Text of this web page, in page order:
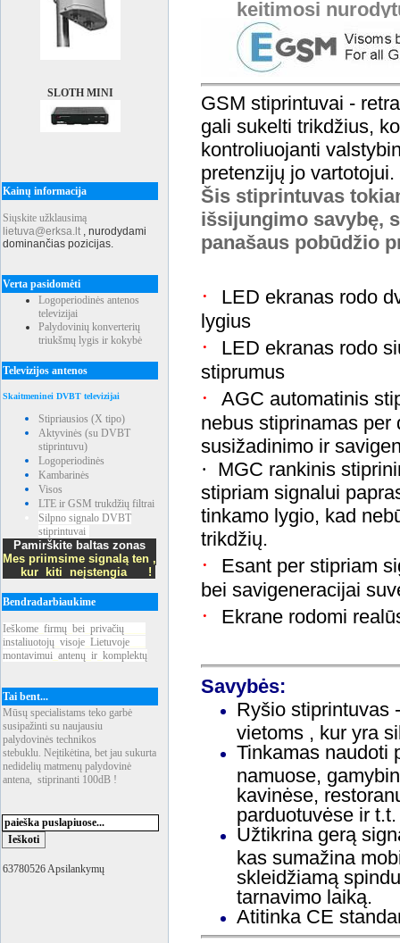
SLOTH MINI
Kainų informacija
Siųskite užklausimą
lietuva@erksa.lt , nurodydami
dominančias pozicijas.
Verta pasidomėti
Logoperiodinės antenos
televizijai
Palydovinių konverterių
triukšmų lygis ir kokybė
Televizijos antenos
Skaitmeninei DVBT televizijai
Stipriausios (X tipo)
Aktyvinės (su DVBT
stiprintuvu)
Logoperiodinės
Kambarinės
Visos
LTE ir GSM trukdžių filtrai
Silpno signalo DVBT
stiprintuvai
Pamirškite baltas zonas
Mes priimsime signalą ten ,
kur kiti neįstengia !
Bendradarbiaukime
Ieškome firmų bei privačių
instaliuotojų visoje Lietuvoje
montavimui antenų ir komplektų
Tai bent...
Mūsų specialistams teko garbė
susipažinti su naujausiu
palydovinės technikos
stebuklu. Neįtikėtina, bet jau sukurta
nedidelių matmenų palydovinė
antena, stiprinanti 100dB !
63780526 Apsilankymų
keitimosi
GSM stiprintuvai -
gali sukelti trikdžius,
kontroliuojanti
pretenzijų jo vartotojui.
Šis stiprintuvas
išsijungimo savybę,
panašaus pobūdžio
·
LED ekranas rodo
lygius
·
LED ekranas rodo
stiprumus
·
AGC automatinis
nebus stiprinamas per
susižadinimo ir
·
MGC rankinis
stipriam signalui
tinkamo lygio, kad
trikdžių.
·
Esant per stipriam
bei savigeneracijai
· Ekrane rodomi
Savybės:
Ryšio stiprintuvas
vietoms , kur yra
Tinkamas naudoti
namuose,
kavinėse,
parduotuvėse ir
Užtikrina gerą
kas sumažina
skleidžiamą
tarnavimo laiką.
Atitinka CE